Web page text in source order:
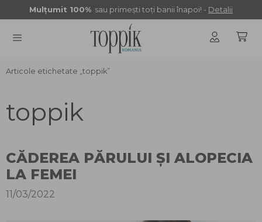
la
conținut
Mulţumit 100% sau primeşti toţi banii înapoi! - Detalii
MENU
Articole etichetate „toppik”
toppik
CĂDEREA PĂRULUI ȘI ALOPECIA
LA FEMEI
11/03/2022